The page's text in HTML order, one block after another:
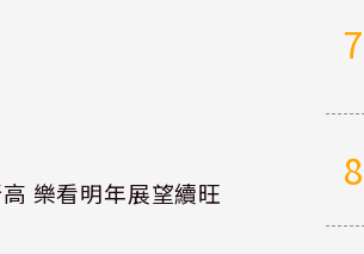
樂看明年展望續旺
7
8